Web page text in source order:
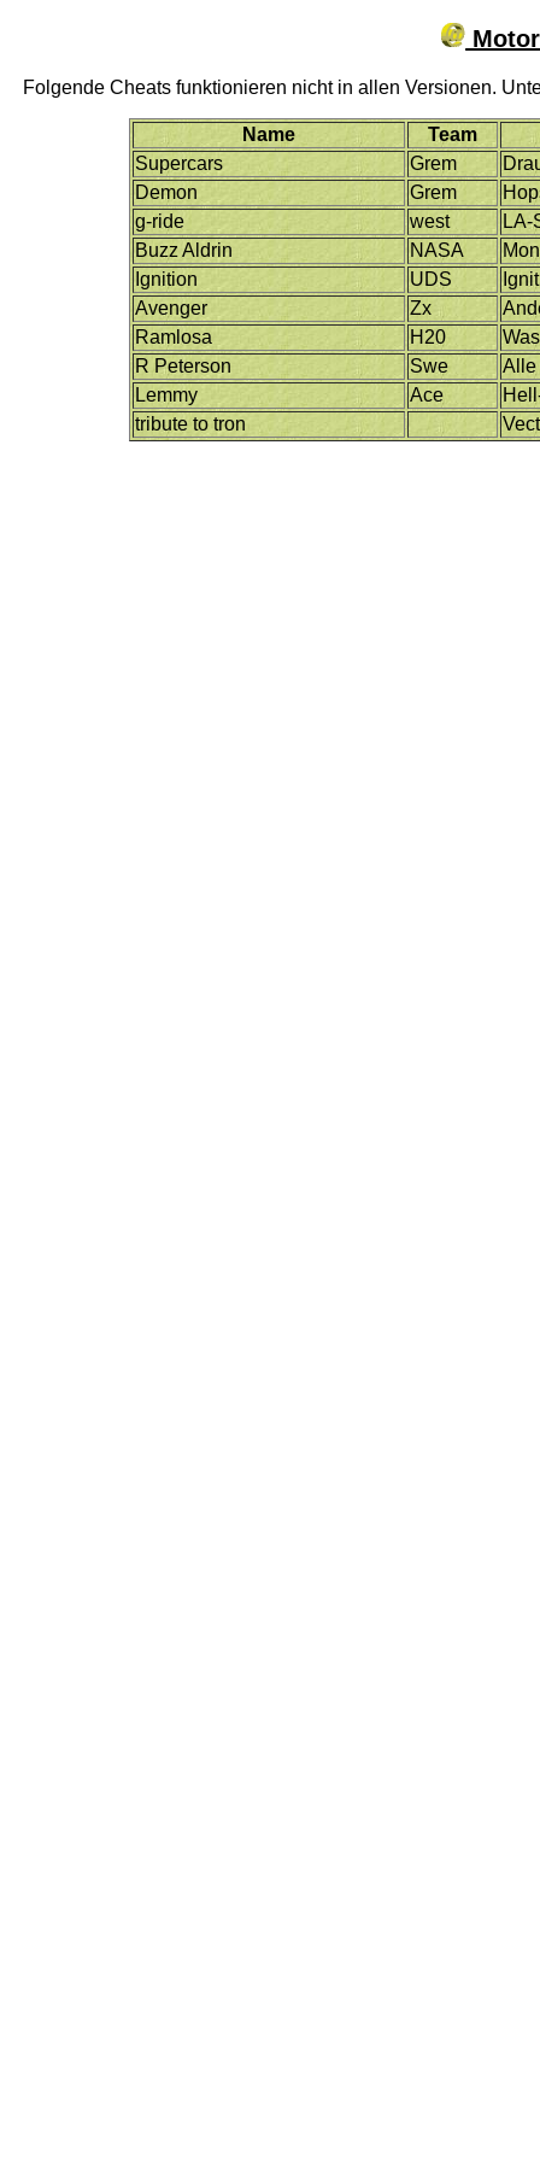
Folgende Cheats funktionieren nicht in allen Versionen.
Name
Team
Supercars
Grem
Demon
Grem
g-ride
west
LA-
Buzz Aldrin
NASA
Ignition
UDS
Avenger
Zx
Ramlosa
H20
R Peterson
Swe
Alle
Lemmy
Ace
tribute to tron